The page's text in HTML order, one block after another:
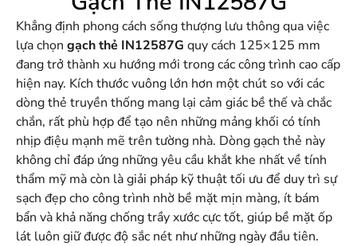
Khẳng định phong cách sống thượng lưu thông qua việc
lựa chọn gạch thẻ IN12587G quy cách 125×125 mm
đang trở thành xu hướng mới trong các công trình cao cấp
hiện nay. Kích thước vuông lớn hơn một chút so với các
dòng thẻ truyền thống mang lại cảm giác bề thế và chắc
chắn, rất phù hợp để tạo nên những mảng khối có tính
nhịp điệu mạnh mẽ trên tường nhà. Dòng gạch thẻ này
không chỉ đáp ứng những yêu cầu khắt khe nhất về tính
thẩm mỹ mà còn là giải pháp kỹ thuật tối ưu để duy trì sự
sạch đẹp cho công trình nhờ bề mặt mịn màng, ít bám
bẩn và khả năng chống trầy xước cực tốt, giúp bề mặt ốp
lát luôn giữ được độ sắc nét như những ngày đầu tiên.